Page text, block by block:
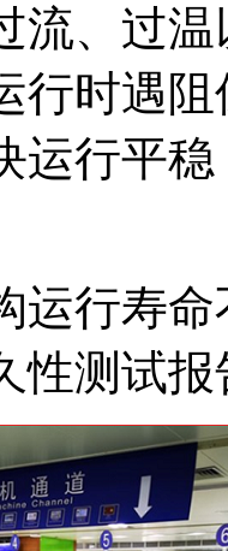
流、过
行时遇
运行平
运行寿命
性测试报